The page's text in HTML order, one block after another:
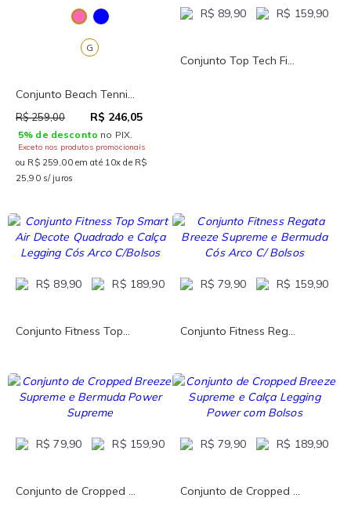
G
Conjunto Beach Tenni...
R$ 259,00 R$ 246,05
5% de desconto no PIX.
Exceto nos produtos promocionais
ou R$ 259,00 em até 10x de R$
25,90 s/ juros
R$ 89,90 R$ 159,90
Conjunto Top Tech Fi...
R$ 89,90 R$ 189,90
Conjunto Fitness Top...
R$ 79,90 R$ 159,90
Conjunto Fitness Reg...
R$ 79,90 R$ 159,90
Conjunto de Cropped ...
R$ 79,90 R$ 189,90
Conjunto de Cropped ...